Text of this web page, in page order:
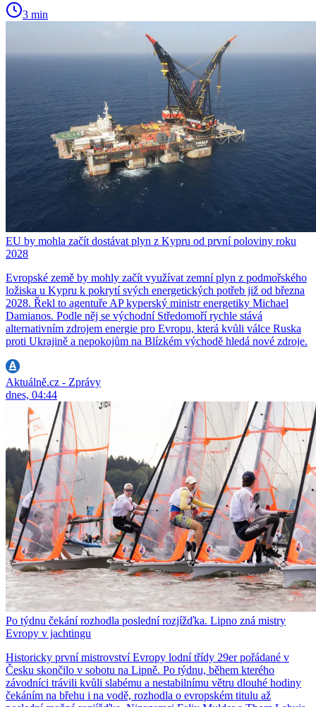
3 min
EU by mohla začít dostávat plyn z Kypru od první poloviny roku
2028
Evropské země by mohly začít využívat zemní plyn z podmořského
ložiska u Kypru k pokrytí svých energetických potřeb již od března
2028. Řekl to agentuře AP kyperský ministr energetiky Michael
Damianos. Podle něj se východní Středomoří rychle stává
alternativním zdrojem energie pro Evropu, která kvůli válce Ruska
proti Ukrajině a nepokojům na Blízkém východě hledá nové zdroje.
Aktuálně.cz - Zprávy
dnes, 04:44
Po týdnu čekání rozhodla poslední rozjížďka. Lipno zná mistry
Evropy v jachtingu
Historicky první mistrovství Evropy lodní třídy 29er pořádané v
Česku skončilo v sobotu na Lipně. Po týdnu, během kterého
závodníci trávili kvůli slabému a nestabilnímu větru dlouhé hodiny
čekáním na břehu i na vodě, rozhodla o evropském titulu až